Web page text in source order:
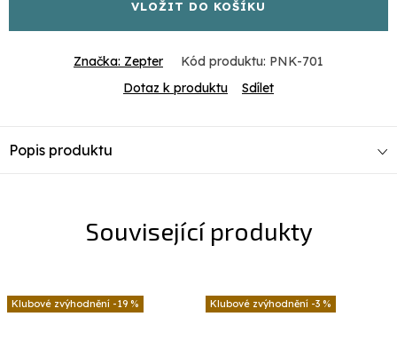
VLOŽIT DO KOŠÍKU
Značka: Zepter Kód produktu: PNK-701
Dotaz k produktu
Sdílet
Popis produktu
Související produkty
-19 % -3 %